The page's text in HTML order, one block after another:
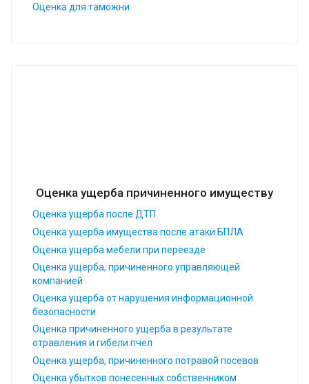
Оценка для таможни
Оценка ущерба причиненного имуществу
Оценка ущерба после ДТП
Оценка ущерба имущества после атаки БПЛА
Оценка ущерба мебели при переезде
Оценка ущерба, причиненного управляющей
компанией
Оценка ущерба от нарушения информационной
безопасности
Оценка причиненного ущерба в результате
отравления и гибели пчёл
Оценка ущерба, причиненного потравой посевов
Оценка убытков понесенных собственником